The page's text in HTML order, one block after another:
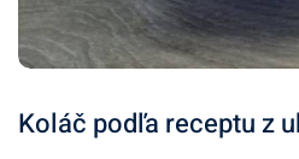
Koláč podľa receptu z